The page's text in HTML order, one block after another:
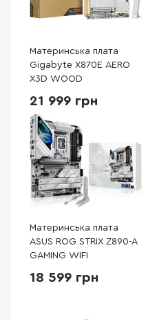
Материнська плата
Gigabyte X870E AERO
X3D WOOD
21 999 грн
Материнська плата
ASUS ROG STRIX Z890-A
GAMING WIFI
18 599 грн